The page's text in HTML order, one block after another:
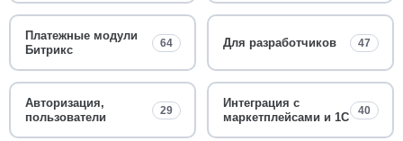
Платежные модули
Битрикс
64 Для разработчиков 47
Авторизация,
пользователи
29
Интеграция с
маркетплейсами и 1С
40